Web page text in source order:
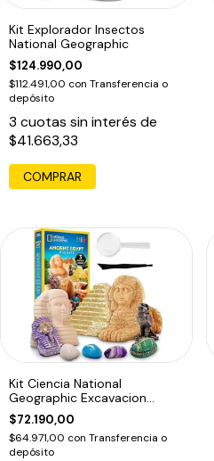
Kit Explorador Insectos
National Geographic
$124.990,00
$112.491,00 con Transferencia o
depósito
3 cuotas sin interés de
$41.663,33
Kit Ciencia National
Geographic Excavacion
Antiguo Egipto
$72.190,00
$64.971,00 con Transferencia o
depósito